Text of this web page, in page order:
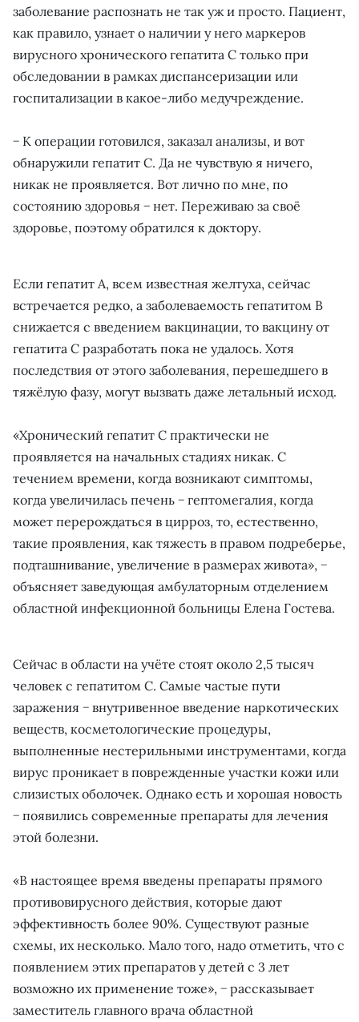
заболевание распознать не так уж и просто. Пациент,
как правило, узнает о наличии у него маркеров
вирусного хронического гепатита С только при
обследовании в рамках диспансеризации или
госпитализации в какое-либо медучреждение.
− К операции готовился, заказал анализы, и вот
обнаружили гепатит С. Да не чувствую я ничего,
никак не проявляется. Вот лично по мне, по
состоянию здоровья − нет. Переживаю за своё
здоровье, поэтому обратился к доктору.
Если гепатит А, всем известная желтуха, сейчас
встречается редко, а заболеваемость гепатитом В
снижается с введением вакцинации, то вакцину от
гепатита С разработать пока не удалось. Хотя
последствия от этого заболевания, перешедшего в
тяжёлую фазу, могут вызвать даже летальный исход.
«Хронический гепатит С практически не
проявляется на начальных стадиях никак. С
течением времени, когда возникают симптомы,
когда увеличилась печень − гептомегалия, когда
может перерождаться в цирроз, то, естественно,
такие проявления, как тяжесть в правом подреберье,
подташнивание, увеличение в размерах живота», −
объясняет заведующая амбулаторным отделением
областной инфекционной больницы Елена Гостева.
Сейчас в области на учёте стоят около 2,5 тысяч
человек с гепатитом С. Самые частые пути
заражения − внутривенное введение наркотических
веществ, косметологические процедуры,
выполненные нестерильными инструментами, когда
вирус проникает в поврежденные участки кожи или
слизистых оболочек. Однако есть и хорошая новость
− появились современные препараты для лечения
этой болезни.
«В настоящее время введены препараты прямого
противовирусного действия, которые дают
эффективность более 90%. Существуют разные
схемы, их несколько. Мало того, надо отметить, что с
появлением этих препаратов у детей с 3 лет
возможно их применение тоже», − рассказывает
заместитель главного врача областной